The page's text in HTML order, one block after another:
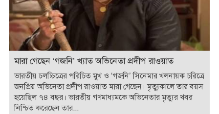
মারা গেছেন ‘গজনি’ খ্যাত অভিনেতা প্রদীপ রাওয়াত
ভারতীয় চলচ্চিত্রের পরিচিত মুখ ও ‘গজনি’ সিনেমার খলনায়ক চরিত্রে
জনপ্রিয় অভিনেতা প্রদীপ রাওয়াত মারা গেছেন। মৃত্যুকালে তার বয়স
হয়েছিল ৭৪ বছর। ভারতীয় গণমাধ্যমকে অভিনেতার মৃত্যুর খবর
নিশ্চিত করেছেন তার...